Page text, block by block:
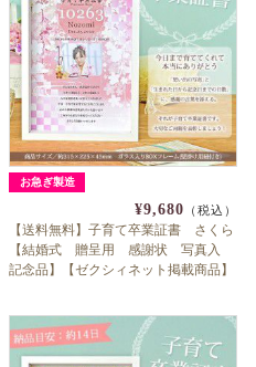
お急ぎ製造
¥9,680 （税込）
【送料無料】子育て卒業証書 さくら
【結婚式 贈呈用 感謝状 写真入
記念品】【ゼクシィネット掲載商品】